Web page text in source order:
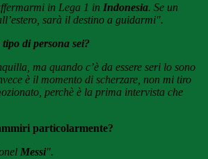
in Lega 1 in Indonesia. Se un
sarà il destino a guidarmi".
di persona sei?
ma quando c’è da essere seri lo sono
è il momento di scherzare, non mi tiro
perchè è la prima intervista che
particolarmente?
Messi".